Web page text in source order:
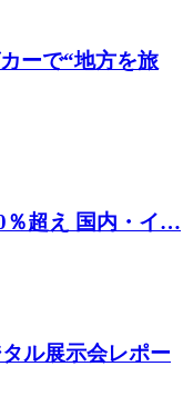
ーで“地方を旅
％超え 国内・イ…
ル展示会レポー